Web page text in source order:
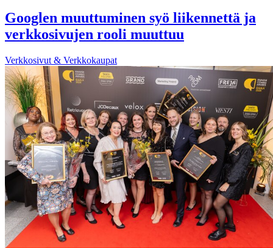
Googlen muuttuminen syö liikennettä ja
verkkosivujen rooli muuttuu
Verkkosivut & Verkkokaupat